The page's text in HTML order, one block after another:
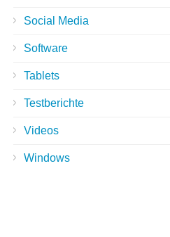
Social Media
Software
Tablets
Testberichte
Videos
Windows